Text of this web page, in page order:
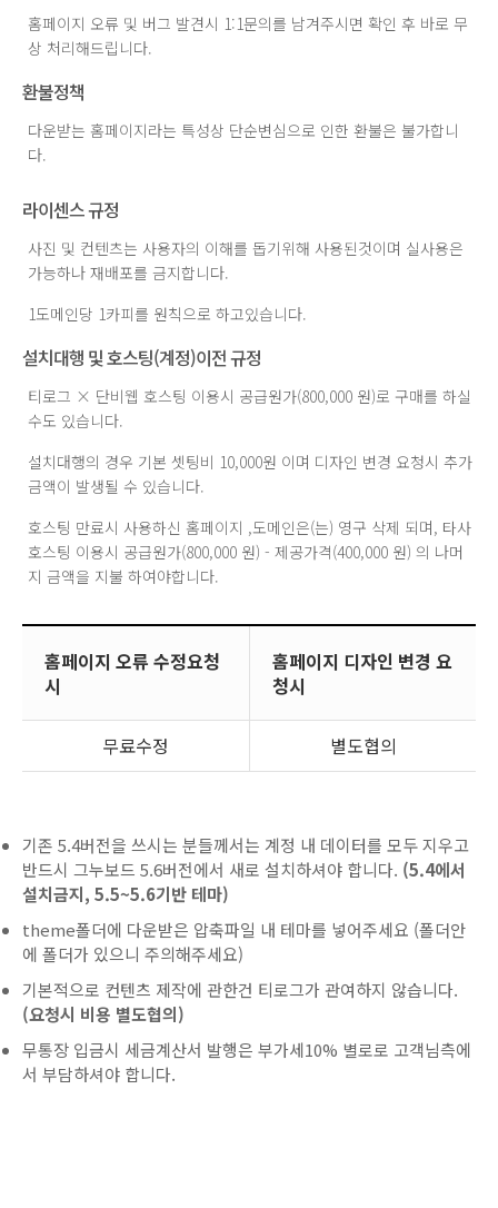
홈페이지 오류 및 버그 발견시 1:1문의를 남겨주시면 확인 후 바로 무
상 처리해드립니다.
환불정책
다운받는 홈페이지라는 특성상 단순변심으로 인한 환불은 불가합니
다.
라이센스 규정
사진 및 컨텐츠는 사용자의 이해를 돕기위해 사용된것이며 실사용은
가능하나 재배포를 금지합니다.
1도메인당 1카피를 원칙으로 하고있습니다.
설치대행 및 호스팅(계정)이전 규정
티로그 × 단비웹 호스팅 이용시 공급원가(800,000 원)로 구매를 하실
수도 있습니다.
설치대행의 경우 기본 셋팅비 10,000원 이며 디자인 변경 요청시 추가
금액이 발생될 수 있습니다.
호스팅 만료시 사용하신 홈페이지 ,도메인은(는) 영구 삭제 되며, 타사
호스팅 이용시 공급원가(800,000 원) - 제공가격(400,000 원) 의 나머
지 금액을 지불 하여야합니다.
홈페이지 오류 수정요청
시
홈페이지 디자인 변경 요
청시
무료수정 별도협의
기존 5.4버전을 쓰시는 분들께서는 계정 내 데이터를 모두 지우고
반드시 그누보드 5.6버전에서 새로 설치하셔야 합니다. (5.4에서
설치금지, 5.5~5.6기반 테마)
theme폴더에 다운받은 압축파일 내 테마를 넣어주세요 (폴더안
에 폴더가 있으니 주의해주세요)
기본적으로 컨텐츠 제작에 관한건 티로그가 관여하지 않습니다.
(요청시 비용 별도협의)
무통장 입금시 세금계산서 발행은 부가세10% 별로로 고객님측에
서 부담하셔야 합니다.